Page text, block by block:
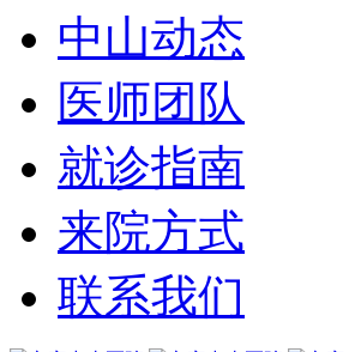
中山动态
医师团队
就诊指南
来院方式
联系我们